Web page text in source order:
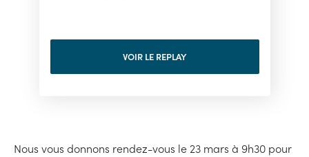
VOIR LE REPLAY
Nous vous donnons rendez-vous le 23 mars à 9h30 pour